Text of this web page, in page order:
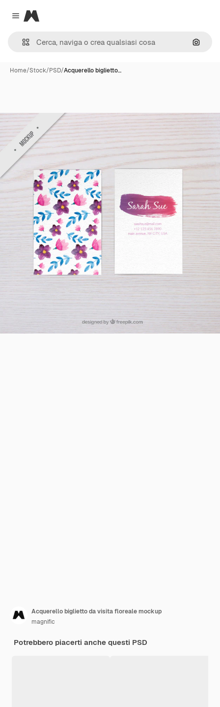
Close menu
Magnific
Cerca
Home/Stock/PSD/Acquerello biglietto…
Acquerello biglietto da visita floreale mockup
magnific
Potrebbero piacerti anche questi PSD